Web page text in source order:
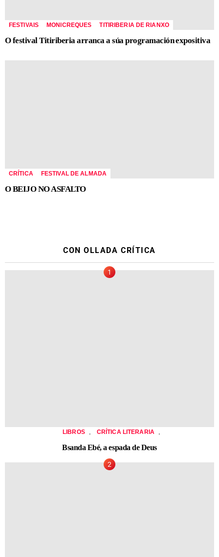
FESTIVAIS MONICREQUES TITIRIBERIA DE RIANXO
O festival Titiriberia arranca a súa programación expositiva
CRÍTICA FESTIVAL DE ALMADA
O BEIJO NO ASFALTO
CON OLLADA CRÍTICA
LIBROS CRÍTICA LITERARIA
Bsanda Ebé, a espada de Deus